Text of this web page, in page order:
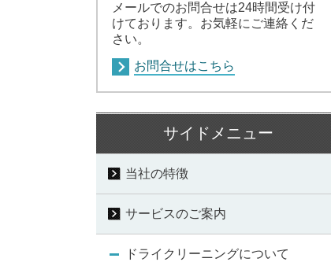
メールでのお問合せは24時間受け付
けております。お気軽にご連絡くだ
さい。
お問合せはこちら
サイドメニュー
当社の特徴
サービスのご案内
ドライクリーニングについて